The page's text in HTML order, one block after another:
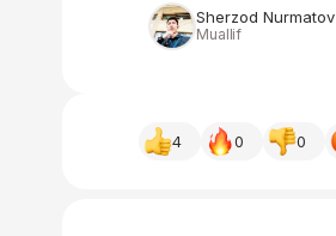
Sherzod Nurmatov
Muallif
4 0 0